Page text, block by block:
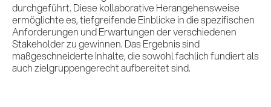
durchgeführt. Diese kollaborative Herangehensweise
ermöglichte es, tiefgreifende Einblicke in die spezifischen
Anforderungen und Erwartungen der verschiedenen
Stakeholder zu gewinnen. Das Ergebnis sind
maßgeschneiderte Inhalte, die sowohl fachlich fundiert als
auch zielgruppengerecht aufbereitet sind.